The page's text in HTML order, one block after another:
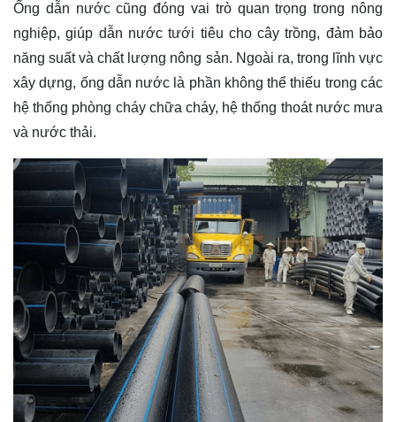
Ống dẫn nước cũng đóng vai trò quan trọng trong nông
nghiệp, giúp dẫn nước tưới tiêu cho cây trồng, đảm bảo
năng suất và chất lượng nông sản. Ngoài ra, trong lĩnh vực
xây dựng, ống dẫn nước là phần không thể thiếu trong các
hệ thống phòng cháy chữa cháy, hệ thống thoát nước mưa
và nước thải.